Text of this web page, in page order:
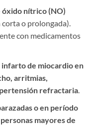
óxido nítrico (NO)​
o prolongada).
con medicamentos
infarto de miocardio en
arritmias,
refractaria.
o en período
mayores de